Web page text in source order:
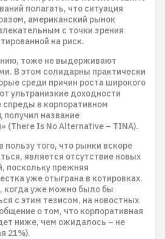
полагать, что ситуация
американский рынок
с точки зрения
на риск.
тоже не выдерживают
В этом солидарны практически
среди причин роста широкого
ультранизкие доходности
спреды в корпоративном
получил название
(There Is No Alternative – TINA).
того, что рынки вскоре
является отсутствие новых
поскольку прежняя
уже отыграна в котировках.
когда уже можно было бы
с этим тезисом, на новостных
о том, что корпоративная
ниже, чем ожидалось – не
21%).